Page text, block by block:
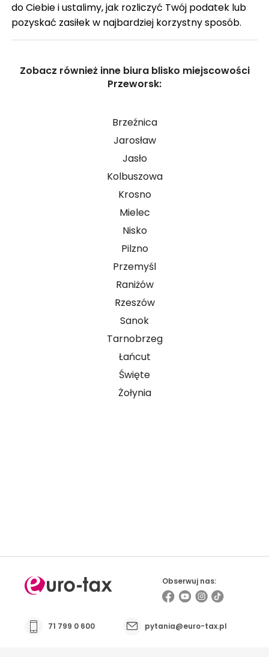
do Ciebie i ustalimy, jak rozliczyć Twój podatek lub
pozyskać zasiłek w najbardziej korzystny sposób.
Zobacz również inne biura blisko miejscowości
Przeworsk:
Brzeźnica
Jarosław
Jasło
Kolbuszowa
Krosno
Mielec
Nisko
Pilzno
Przemyśl
Raniżów
Rzeszów
Sanok
Tarnobrzeg
Łańcut
Święte
Żołynia
71 799 0 600 pytania@euro-tax.pl
Obserwuj nas: